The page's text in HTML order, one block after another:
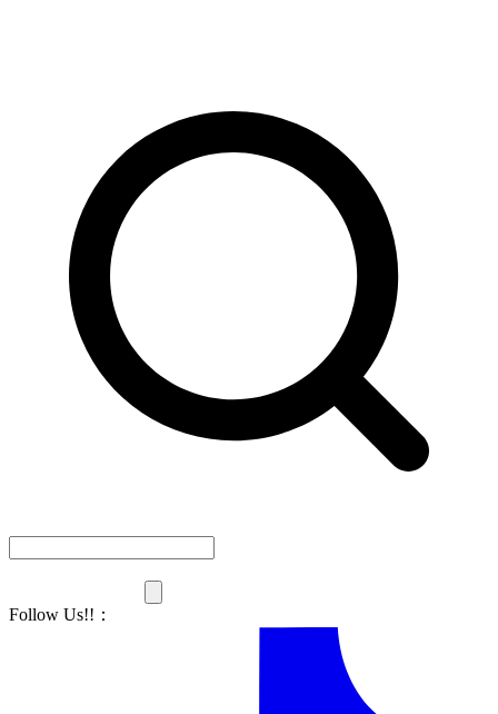
Follow Us!! ：